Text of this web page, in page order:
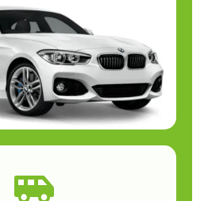
o coche familiar.
Alquilar